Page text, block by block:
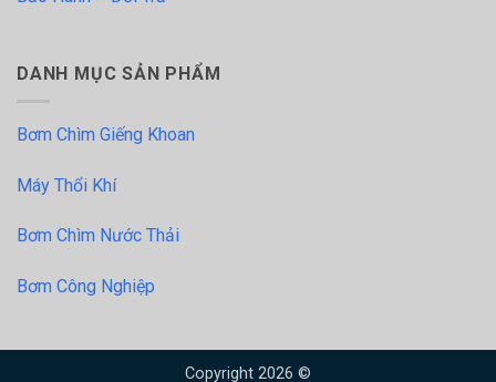
DANH MỤC SẢN PHẨM
Bơm Chìm Giếng Khoan
Máy Thổi Khí
Bơm Chìm Nước Thải
Bơm Công Nghiệp
Copyright 2026 ©